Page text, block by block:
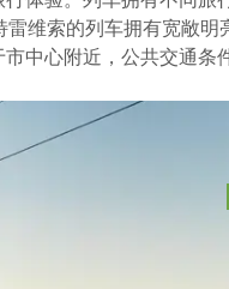
维索的列车拥有宽敞
中心附近，公共交通条